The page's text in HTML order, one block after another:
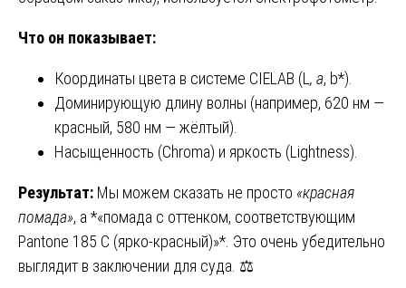
Что он показывает:
Координаты цвета в системе CIELAB (L, a, b*).
Доминирующую длину волны (например, 620 нм —
красный, 580 нм — жёлтый).
Насыщенность (Chroma) и яркость (Lightness).
Результат: Мы можем сказать не просто «красная
помада», а *«помада с оттенком, соответствующим
Pantone 185 C (ярко-красный)»*. Это очень убедительно
выглядит в заключении для суда. ⚖️